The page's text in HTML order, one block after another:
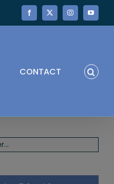
Facebook
X InstagramYouTube
CONTACT